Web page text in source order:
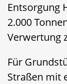
Entsorgung
2.000
Verwertung
Für
Straßen mit